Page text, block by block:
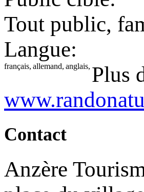
Tout public,
Langue:
français, allemand, anglais, Plus
Contact
Anzère